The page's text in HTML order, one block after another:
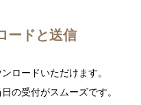
ードと送信
ロードいただけます。
の受付がスムーズです。